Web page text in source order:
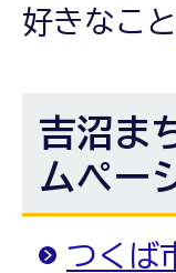
好きなこ
吉沼ま
ムペー
つくば